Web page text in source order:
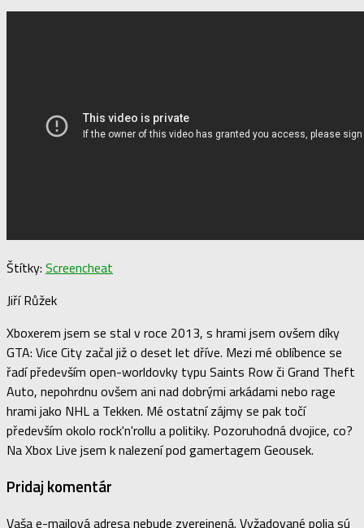
Štítky: Screencheat
Jiří Růžek
Xboxerem jsem se stal v roce 2013, s hrami jsem ovšem díky
GTA: Vice City začal již o deset let dříve. Mezi mé oblíbence se
řadí především open-worldovky typu Saints Row či Grand Theft
Auto, nepohrdnu ovšem ani nad dobrými arkádami nebo rage
hrami jako NHL a Tekken. Mé ostatní zájmy se pak točí
především okolo rock'n'rollu a politiky. Pozoruhodná dvojice, co?
Na Xbox Live jsem k nalezení pod gamertagem Geousek.
Pridaj komentár
Vaša e-mailová adresa nebude zverejnená. Vyžadované polia sú